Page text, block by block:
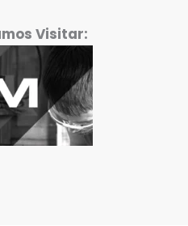
Visitar: